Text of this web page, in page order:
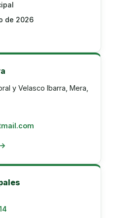
de 2026
y Velasco Ibarra, Mera,